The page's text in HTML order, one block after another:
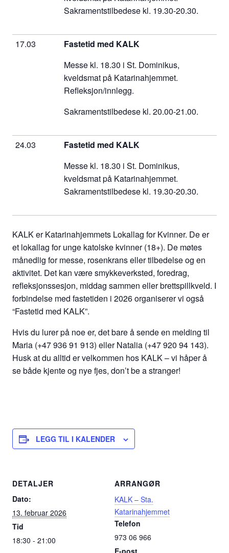
Sakramentstilbedese kl. 19.30-20.30.
17.03
Fastetid med KALK
Messe kl. 18.30 i St. Dominikus,
kveldsmat på Katarinahjemmet.
Refleksjon/innlegg.
Sakramentstilbedese kl. 20.00-21.00.
24.03
Fastetid med KALK
Messe kl. 18.30 i St. Dominikus,
kveldsmat på Katarinahjemmet.
Sakramentstilbedese kl. 19.30-20.30.
KALK er Katarinahjemmets Lokallag for Kvinner. De er
et lokallag for unge katolske kvinner (18+). De møtes
månedlig for messe, rosenkrans eller tilbedelse og en
aktivitet. Det kan være smykkeverksted, foredrag,
refleksjonssesjon, middag sammen eller brettspillkveld. I
forbindelse med fastetiden i 2026 organiserer vi også
“Fastetid med KALK”.
Hvis du lurer på noe er, det bare å sende en melding til
Maria (+47 936 91 913) eller Natalia (+47 920 94 143).
Husk at du alltid er velkommen hos KALK – vi håper å
se både kjente og nye fjes, don’t be a stranger!
LEGG TIL I KALENDER
DETALJER
Dato:
13. februar 2026
Tid
18:30 - 21:00
ARRANGØR
KALK – Sta.
Katarinahjemmet
Telefon
973 06 966